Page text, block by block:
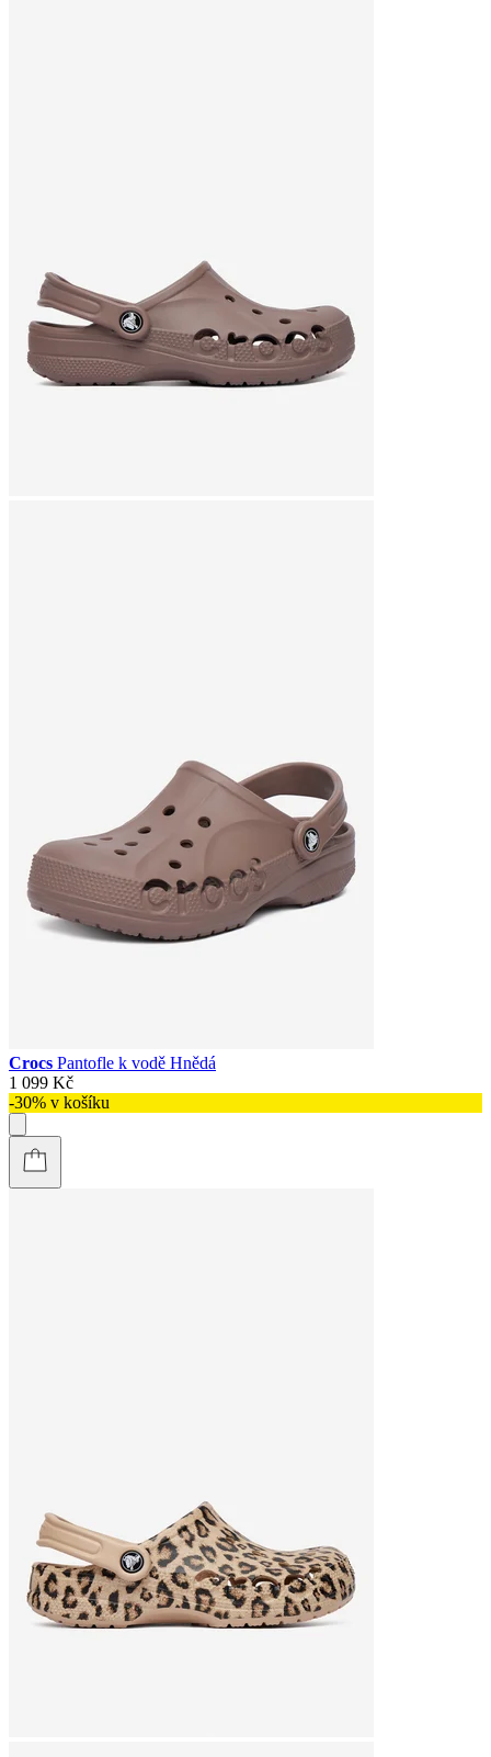
Crocs Pantofle k vodě Hnědá
1 099 Kč
-30% v košíku